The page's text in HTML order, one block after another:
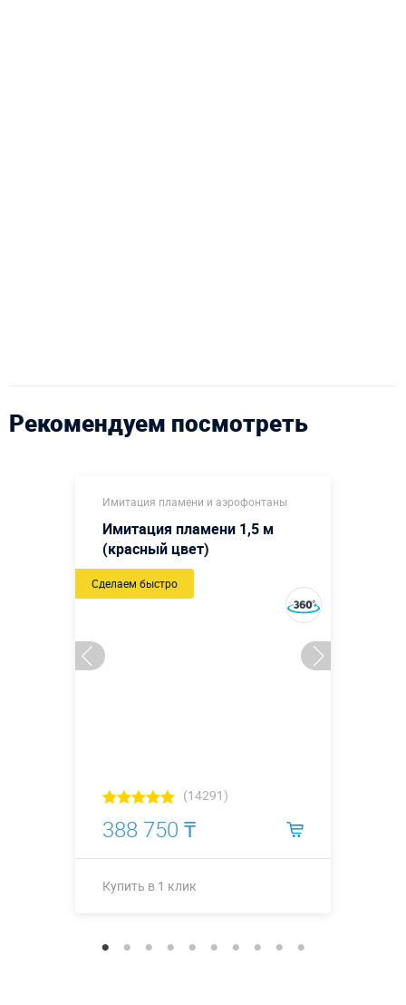
Рекомендуем посмотреть
Имитация пламени и аэрофонтаны
Имитация пламени 1,5 м
(красный цвет)
Сделаем быстро
(14291)
388 750 ₸
Купить в 1 клик